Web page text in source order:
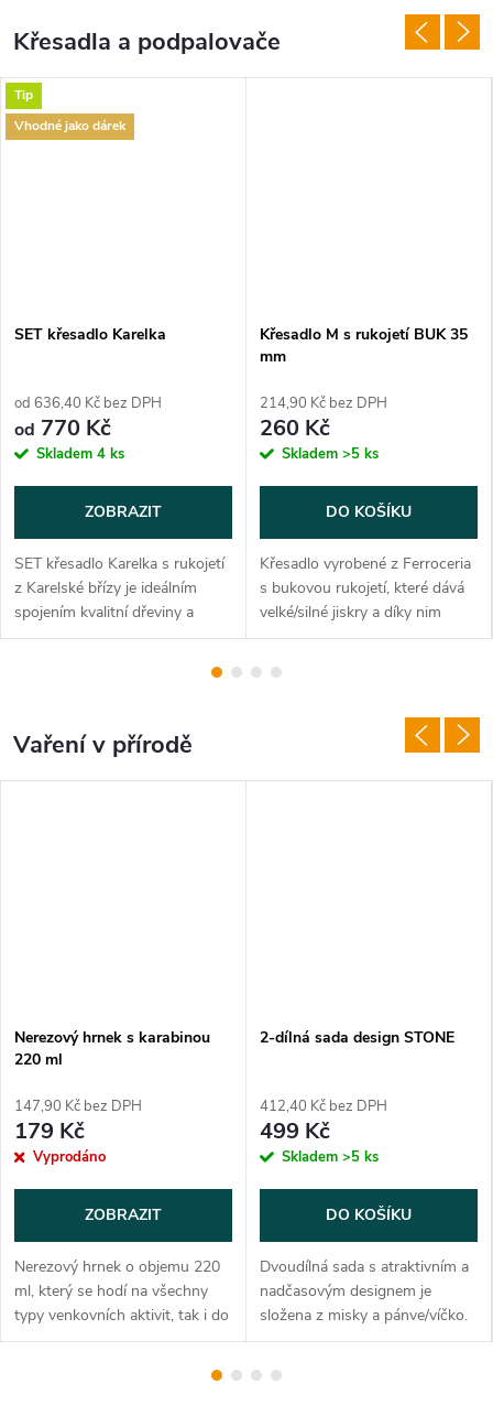
Křesadla a podpalovače
Tip
Vhodné jako dárek
SET křesadlo Karelka
od 636,40 Kč bez DPH
od 770 Kč
Skladem 4 ks
ZOBRAZIT
SET křesadlo Karelka s rukojetí
z Karelské břízy je ideálním
spojením kvalitní dřeviny a
funkčnosti. Samotná rukojeť
příjemným a stabilním držením.
Křesadlo M s rukojetí BUK 35
mm
214,90 Kč bez DPH
260 Kč
Skladem >5 ks
DO KOŠÍKU
Křesadlo vyrobené z Ferroceria
s bukovou rukojetí, které dává
velké/silné jiskry a díky nim
podpálíte troud na 1-2 křesnutí.
průměr tyčinky: 8 mm,...
Vaření v přírodě
Nerezový hrnek s karabinou
220 ml
147,90 Kč bez DPH
179 Kč
Vyprodáno
ZOBRAZIT
Nerezový hrnek o objemu 220
ml, který se hodí na všechny
typy venkovních aktivit, tak i do
domu nebo kanceláře Výška: 80
2-dílná sada design STONE
412,40 Kč bez DPH
499 Kč
Skladem >5 ks
DO KOŠÍKU
Dvoudílná sada s atraktivním a
nadčasovým designem je
složena z misky a pánve/víčko.
Sada je vyrobená z
tenkou vrstvou PTFE - teflonu